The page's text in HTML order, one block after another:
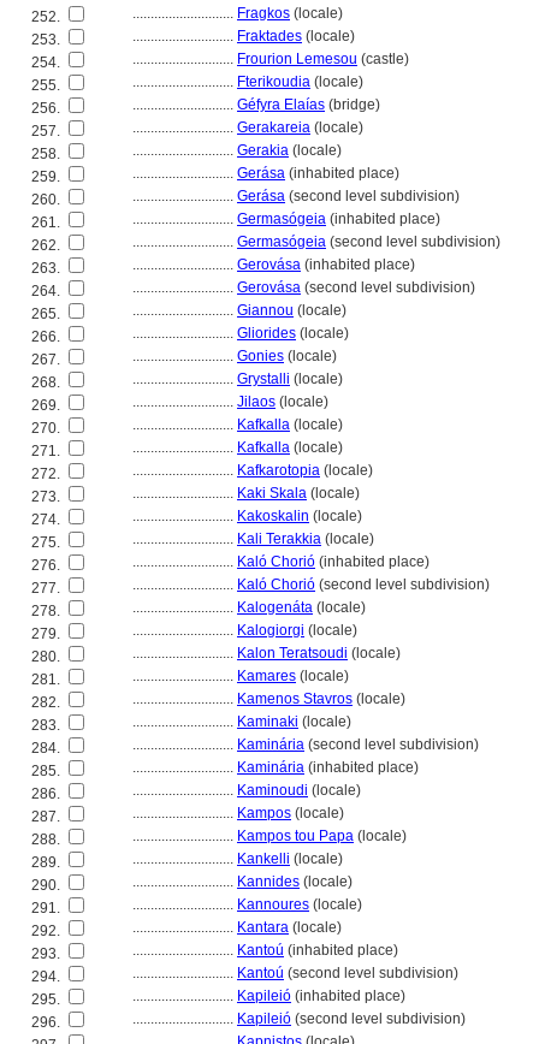
252.
............................ Fragkos (locale)
253.
............................ Fraktades (locale)
254.
............................ Frourion Lemesou (castle)
255.
............................ Fterikoudia (locale)
256.
............................ Géfyra Elaías (bridge)
257.
............................ Gerakareia (locale)
258.
............................ Gerakia (locale)
259.
............................ Gerása (inhabited place)
260.
............................ Gerása (second level subdivision)
261.
............................ Germasógeia (inhabited place)
262.
............................ Germasógeia (second level subdivision)
263.
............................ Gerovása (inhabited place)
264.
............................ Gerovása (second level subdivision)
265.
............................ Giannou (locale)
266.
............................ Gliorides (locale)
267.
............................ Gonies (locale)
268.
............................ Grystalli (locale)
269.
............................ Jilaos (locale)
270.
............................ Kafkalla (locale)
271.
............................ Kafkalla (locale)
272.
............................ Kafkarotopia (locale)
273.
............................ Kaki Skala (locale)
274.
............................ Kakoskalin (locale)
275.
............................ Kali Terakkia (locale)
276.
............................ Kaló Chorió (inhabited place)
277.
............................ Kaló Chorió (second level subdivision)
278.
............................ Kalogenáta (locale)
279.
............................ Kalogiorgi (locale)
280.
............................ Kalon Teratsoudi (locale)
281.
............................ Kamares (locale)
282.
............................ Kamenos Stavros (locale)
283.
............................ Kaminaki (locale)
284.
............................ Kaminária (second level subdivision)
285.
............................ Kaminária (inhabited place)
286.
............................ Kaminoudi (locale)
287.
............................ Kampos (locale)
288.
............................ Kampos tou Papa (locale)
289.
............................ Kankelli (locale)
290.
............................ Kannides (locale)
291.
............................ Kannoures (locale)
292.
............................ Kantara (locale)
293.
............................ Kantoú (inhabited place)
294.
............................ Kantoú (second level subdivision)
295.
............................ Kapileió (inhabited place)
296.
............................ Kapileió (second level subdivision)